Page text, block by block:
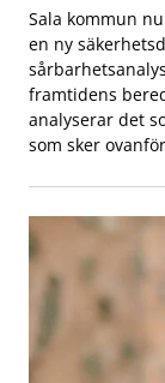
Sala kommun
en ny
framtidens
analyserar det
som sker